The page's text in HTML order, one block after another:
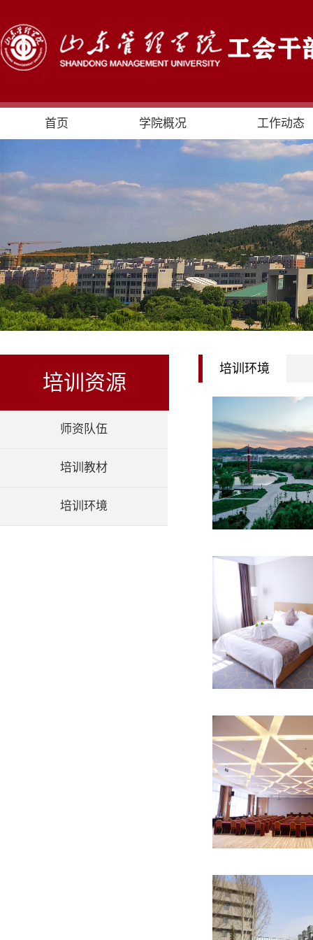
首页 学院概况 工作动态
培训资源
师资队伍
培训教材
培训环境
培训环境